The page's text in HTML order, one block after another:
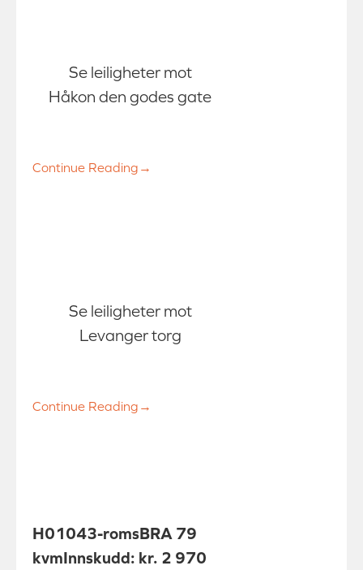
Se leiligheter mot
Håkon den godes gate
Continue Reading →
Se leiligheter mot
Levanger torg
Continue Reading →
H01043-romsBRA 79
kvmInnskudd: kr. 2 970